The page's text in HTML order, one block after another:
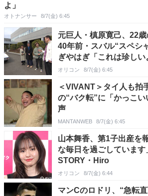
よ」
オトナンサー 8/7(金) 6:45
元巨人・槙原寛己、22
40年前・スバル“スペ
ぎやはぎ「これは珍し
で」
オリコン 8/7(金) 6:45
＜VIVANT＞タイ人も
の“バク転”に「かっこ
声
MANTANWEB 8/7(金) 6:45
山本舞香、第1子出産を
な毎日を過ごしていま
STORY・Hiro
オリコン 8/7(金) 6:44
マンCのロドリ、“急転